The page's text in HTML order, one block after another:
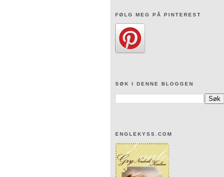
FØLG MEG PÅ PINTEREST
SØK I DENNE BLOGGEN
ENGLEKYSS.COM